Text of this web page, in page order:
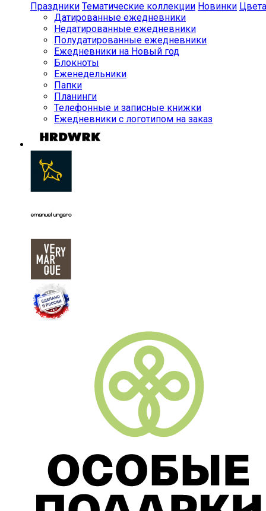
Праздники Тематические коллекции Новинки Цвета
Датированные ежедневники
Недатированные ежедневники
Полудатированные ежедневники
Ежедневники на Новый год
Блокноты
Еженедельники
Папки
Планинги
Телефонные и записные книжки
Ежедневники с логотипом на заказ